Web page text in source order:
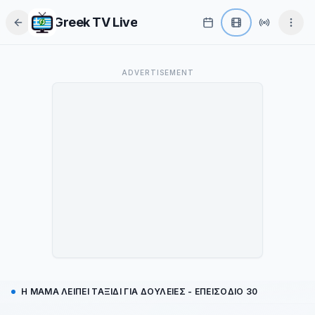
Greek TV Live
Το παρόν οπτικοακουστικό υλικό αποτελεί αποκλειστική πνευματική
ADVERTISEMENT
Η ΜΑΜΑ ΛΕΙΠΕΙ ΤΑΞΙΔΙ ΓΙΑ ΔΟΥΛΕΙΕΣ - ΕΠΕΙΣΌΔΙΟ 30